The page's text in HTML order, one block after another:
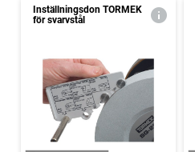
Inställningsdon TORMEK
för svarvstål